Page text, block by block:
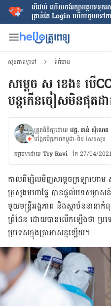
បើរវល់ ហើយចង់​រក្សាអត្ថបទទុក
គ្រាន់តែ​ Login ហើយចូលទៅក
សុខភាពទូទៅ ព័ត៌មាន
សម្ដេច ស ខេង៖ បើ
បន្ដកើនចៀសមិនផុតដា
ត្រួតពិនិត្យដោយ វេជ្ជ. ចាន់ ស៊ីណេត
បង្អែកមិត្តភាពកម្ពុជា-ចិន សែនសុខ
អត្ថបទ​ដោយ Try Ravi · កែ 27/04/2021
កាលពី​ម្សិលមិញ​សម្ដេច​ក្រឡា​ហោម ស
ក្រសួង​មហាផ្ទៃ បាន​ផ្ដល់​បទ​សម្
មួយ​មន្ត្រី​អង្គភាព និង​ស្ថាប័ន​នានា​កំ
ព្រំដែន ដោយ​បាន​លើក​ឡើង​ថា ប្រទ
ប្រទេស​ក្នុង​គ្រា​អាសន្ន​ឡើយ។